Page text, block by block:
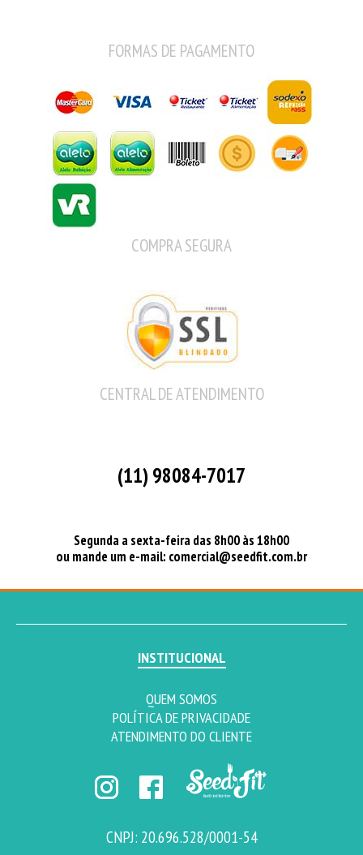
FORMAS DE PAGAMENTO
COMPRA SEGURA
CENTRAL DE ATENDIMENTO
(11) 98084-7017
Segunda a sexta-feira das 8h00 às 18h00
ou mande um e-mail: comercial@seedfit.com.br
INSTITUCIONAL
QUEM SOMOS
POLÍTICA DE PRIVACIDADE
ATENDIMENTO DO CLIENTE
CNPJ: 20.696.528/0001-54